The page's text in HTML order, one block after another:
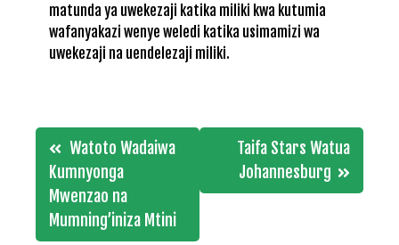
matunda ya uwekezaji katika miliki kwa kutumia
wafanyakazi wenye weledi katika usimamizi wa
uwekezaji na uendelezaji miliki.
Post
navigation
Watoto Wadaiwa
Kumnyonga
Mwenzao na
Mumning’iniza Mtini
Taifa Stars Watua
Johannesburg